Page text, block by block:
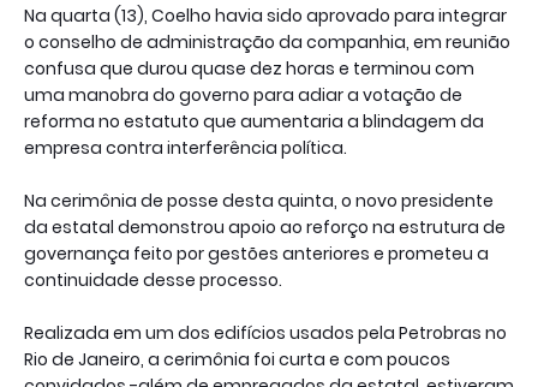
Na quarta (13), Coelho havia sido aprovado para integrar
o conselho de administração da companhia, em reunião
confusa que durou quase dez horas e terminou com
uma manobra do governo para adiar a votação de
reforma no estatuto que aumentaria a blindagem da
empresa contra interferência política.
Na cerimônia de posse desta quinta, o novo presidente
da estatal demonstrou apoio ao reforço na estrutura de
governança feito por gestões anteriores e prometeu a
continuidade desse processo.
Realizada em um dos edifícios usados pela Petrobras no
Rio de Janeiro, a cerimônia foi curta e com poucos